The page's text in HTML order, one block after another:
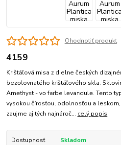
Ohodnotiť produkt
4159
Krištáľová misa z dielne českých
bezolovnatého krištáľového skla.
Amethyst - vo farbe levandule. Tento
vysokou čírosťou, odolnosťou a
zaujme aj tých najnároč... celý popis
Dostupnosť Skladom